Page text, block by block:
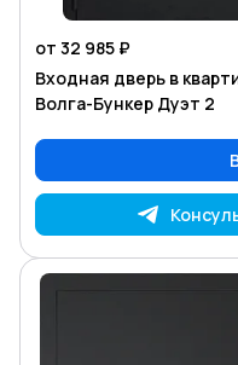
от 32 985 ₽
Входная дверь в
Волга-Бункер Дуэт 2